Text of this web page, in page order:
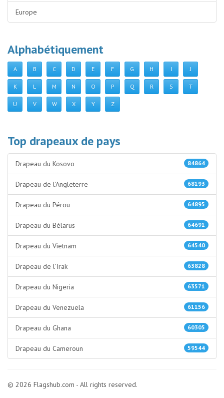
Europe
Alphabétiquement
A B C D E F G H I J
K L M N O P Q R S T
U V W X Y Z
Top drapeaux de pays
84864
Drapeau du Kosovo
68193
Drapeau de l’Angleterre
64895
Drapeau du Pérou
64691
Drapeau du Bélarus
64540
Drapeau du Vietnam
63828
Drapeau de l’Irak
63571
Drapeau du Nigeria
61156
Drapeau du Venezuela
60305
Drapeau du Ghana
59544
Drapeau du Cameroun
© 2026 Flagshub.com - All rights reserved.